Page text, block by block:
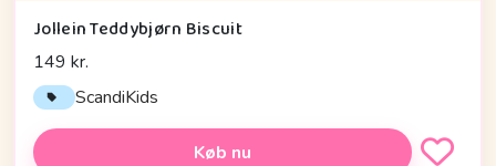
Jollein Teddybjørn Biscuit
149 kr.
ScandiKids
Køb nu